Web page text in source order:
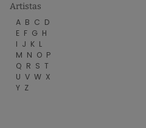
Artistas
A B C D
E F G H
I J K L
M N O P
Q R S T
U V W X
Y Z